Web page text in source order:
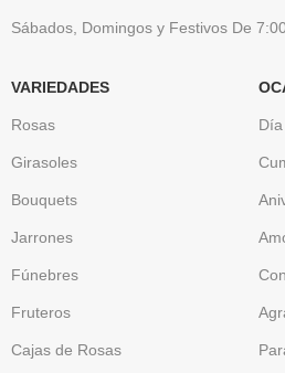
Sábados, Domingos y Festivos De
VARIEDADES
Rosas
Girasoles
Bouquets
Jarrones
Fúnebres
Fruteros
Cajas de Rosas